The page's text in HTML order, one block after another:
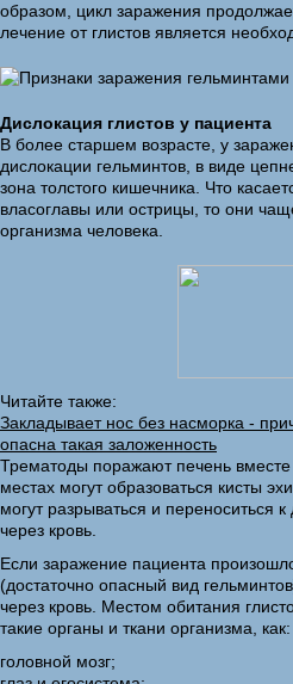
образом, цикл заражения
лечение от глистов является
Дислокация глистов у пациента
В более старшем возрасте, у
дислокации гельминтов, в виде
зона толстого кишечника. Что
власоглавы или острицы, то они
организма человека.
Читайте также:
Закладывает нос без насморка -
опасна такая заложенность
Трематоды поражают печень
местах могут образоваться кисты
могут разрываться и переноситься
через кровь.
Если заражение пациента
(достаточно опасный вид
через кровь. Местом обитания
такие органы и ткани организма, как:
головной мозг;